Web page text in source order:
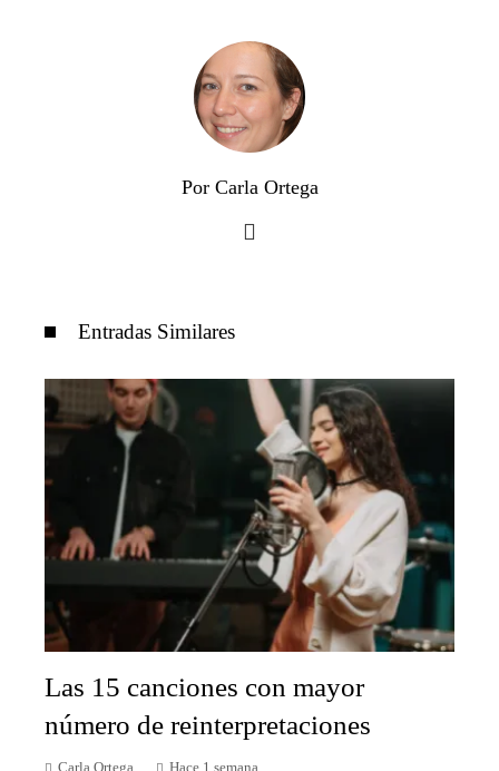
Por Carla Ortega
Entradas Similares
Las 15 canciones con mayor
número de reinterpretaciones